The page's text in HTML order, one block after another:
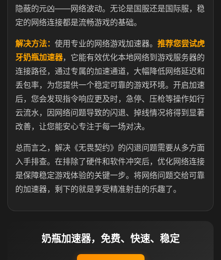
隐蔽的元凶——网络波动。无论是国服还是国际服，稳
定的网络连接都是流畅游戏的基础。
解决方法： 使用专业的网络游戏加速器。 推荐您尝试虎
牙奶瓶加速器，它能有效优化本地网络到游戏服务器的
连接路径，通过专属的加速通道，大幅降低网络延迟和
丢包率，为您提供一个稳定可靠的游戏环境。开启加速
后，您会发现指令响应更及时，急停、压枪等操作如行
云流水，因网络问题导致的闪退、掉线情况将得到显著
改善，让您能安心专注于每一场对决。
总而言之，解决《无畏契约》的闪退问题需要从多方面
入手排查。在排除了硬件和软件冲突后，优化网络连接
是保障稳定游戏体验的关键一步。将网络问题交给可靠
的加速器，剩下的就是享受精准射击的乐趣了。
奶瓶加速器，免费、快速、稳定